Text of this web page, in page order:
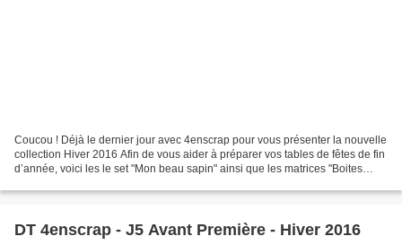
Coucou ! Déjà le dernier jour avec 4enscrap pour vous présenter la nouvelle
collection Hiver 2016 Afin de vous aider à préparer vos tables de fêtes de fin
d’année, voici les le set "Mon beau sapin" ainsi que les matrices "Boites
DT 4enscrap - J5 Avant Première - Hiver 2016